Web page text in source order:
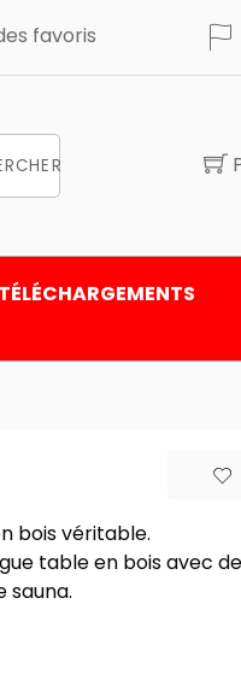
favoris
TÉLÉCHARGEMENTS
bois véritable.
table en bois avec
sauna.